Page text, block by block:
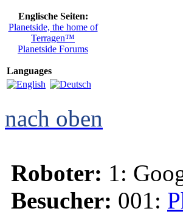
Englische Seiten:
Planetside, the home of
Terragen™
Planetside Forums
Languages
nach oben
Roboter: 1:
Besucher: 001: